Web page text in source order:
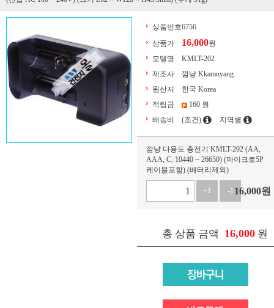
상품번호6756
상품가
16,000원
모델명
KMLT-202
제조사
깜냥 Kkamnyang
원산지
한국 Korea
적립금
160 원
배송비
(조건) 지역별
깜냥 다용도 충전기 KMLT-202 (AA,
AAA, C, 10440 ~ 26650) (마이크로5P
케이블포함) (배터리제외)
+1 -1 16,000원
총 상품 금액 16,000 원